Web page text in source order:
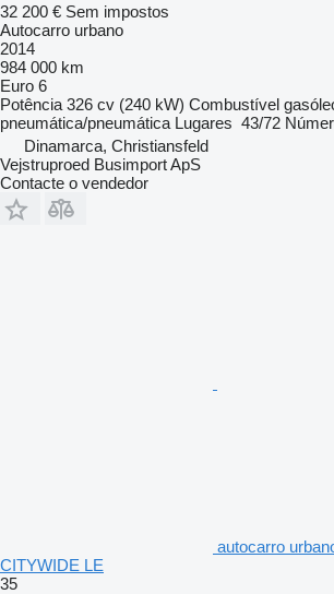
32 200 € Sem impostos
Autocarro urbano
2014
984 000 km
Euro 6
Potência 326 cv (240 kW) Combustível
pneumática/pneumática Lugares 43/72
Dinamarca, Christiansfeld
Vejstruproed Busimport ApS
Contacte o vendedor
autocarro
CITYWIDE LE
35